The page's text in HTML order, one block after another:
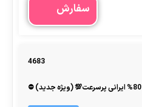
سفارش
4683